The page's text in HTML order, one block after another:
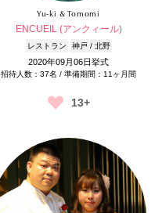
Yu-ki & Tomomi
ENCUEIL (アンクィール)
レストラン 神戸 / 北野
2020年09月06日挙式
招待人数：37名 / 準備期間：11ヶ月間
13+